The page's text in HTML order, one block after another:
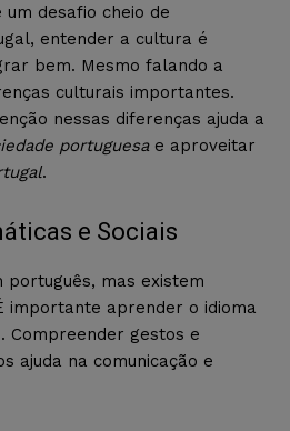
desafio cheio de
entender a cultura é
bem. Mesmo falando a
culturais importantes.
nessas diferenças ajuda a
portuguesae aproveitar
.
e Sociais
mas existem
importante aprender o idioma
Compreender gestos e
ajuda na comunicação e